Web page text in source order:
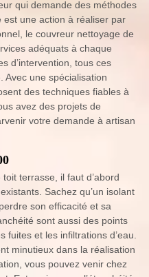
qui demande des méthodes
une action à réaliser par
le couvreur nettoyage de
adéquats à chaque
d’intervention, tous ces
Avec une spécialisation
des techniques fiables à
avez des projets de
votre demande à artisan
terrasse, il faut d’abord
Sachez qu’un isolant
son efficacité et sa
sont aussi des points
et les infiltrations d’eau.
minutieux dans la réalisation
vous pouvez venir chez